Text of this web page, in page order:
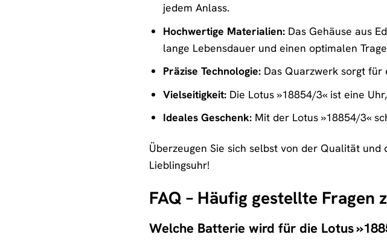
jedem Anlass.
Hochwertige Materialien:Das Gehäuse aus
lange Lebensdauer und einen optimalen
Präzise Technologie:Das Quarzwerk sorgt für
Vielseitigkeit:Die Lotus »18854/3« ist eine
Ideales Geschenk:Mit der Lotus »18854/3«
Überzeugen Sie sich selbst von der Qualität
Lieblingsuhr!
FAQ – Häufig gestellte
Welche Batterie wird für die Lotus